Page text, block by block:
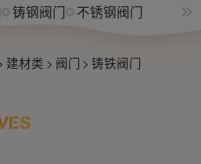
铸钢阀门 不锈钢阀门
建材类 > 阀门 > 铸铁阀门